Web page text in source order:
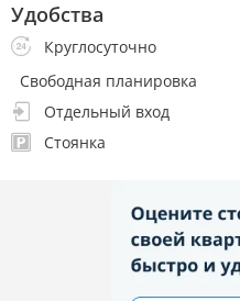
Удобства
Круглосуточно
Свободная планировка
Отдельный вход
Стоянка